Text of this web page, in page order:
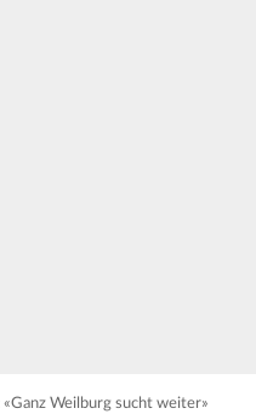
Weilburg sucht weiter»